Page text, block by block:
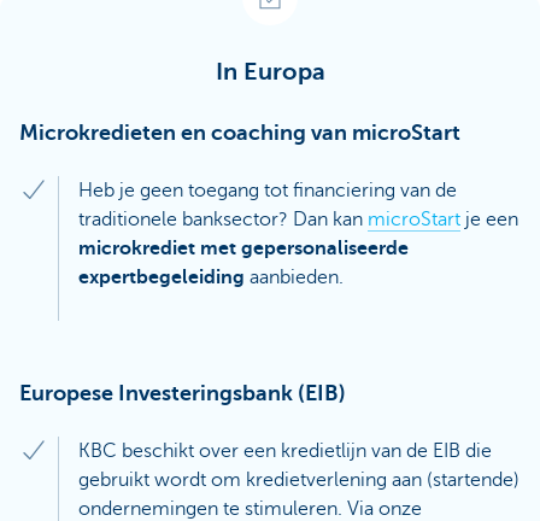
In Europa
Microkredieten en coaching van microStart
Heb je geen toegang tot financiering van de
traditionele banksector? Dan kan microStart je een
microkrediet met gepersonaliseerde
expertbegeleiding aanbieden.
Europese Investeringsbank (EIB)
KBC beschikt over een kredietlijn van de EIB die
gebruikt wordt om kredietverlening aan (startende)
ondernemingen te stimuleren. Via onze